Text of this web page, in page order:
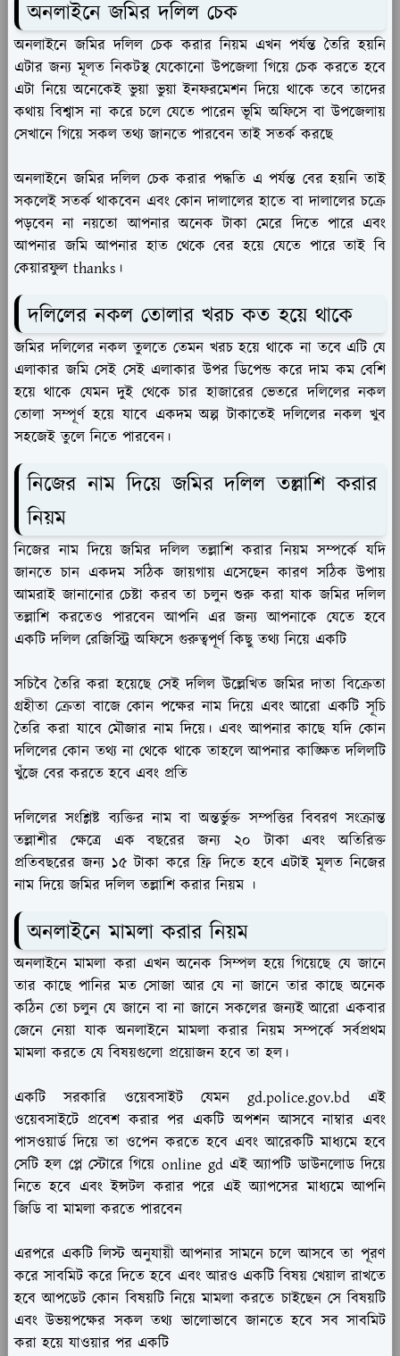
অনলাইনে জমির দলিল চেক
অনলাইনে জমির দলিল চেক করার নিয়ম এখন পর্যন্ত তৈরি হয়নি
এটার জন্য মূলত নিকটস্থ যেকোনো উপজেলা গিয়ে চেক করতে হবে
এটা নিয়ে অনেকেই ভুয়া ভুয়া ইনফরমেশন দিয়ে থাকে তবে তাদের
কথায় বিশ্বাস না করে চলে যেতে পারেন ভূমি অফিসে বা উপজেলায়
সেখানে গিয়ে সকল তথ্য জানতে পারবেন তাই সতর্ক করছে
অনলাইনে জমির দলিল চেক করার পদ্ধতি এ পর্যন্ত বের হয়নি তাই
সকলেই সতর্ক থাকবেন এবং কোন দালালের হাতে বা দালালের চক্রে
পড়বেন না নয়তো আপনার অনেক টাকা মেরে দিতে পারে এবং
আপনার জমি আপনার হাত থেকে বের হয়ে যেতে পারে তাই বি
কেয়ারফুল thanks।
দলিলের নকল তোলার খরচ কত হয়ে থাকে
জমির দলিলের নকল তুলতে তেমন খরচ হয়ে থাকে না তবে এটি যে
এলাকার জমি সেই সেই এলাকার উপর ডিপেন্ড করে দাম কম বেশি
হয়ে থাকে যেমন দুই থেকে চার হাজারের ভেতরে দলিলের নকল
তোলা সম্পূর্ণ হয়ে যাবে একদম অল্প টাকাতেই দলিলের নকল খুব
সহজেই তুলে নিতে পারবেন।
নিজের নাম দিয়ে জমির দলিল তল্লাশি করার
নিয়ম
নিজের নাম দিয়ে জমির দলিল তল্লাশি করার নিয়ম সম্পর্কে যদি
জানতে চান একদম সঠিক জায়গায় এসেছেন কারণ সঠিক উপায়
আমরাই জানানোর চেষ্টা করব তা চলুন শুরু করা যাক জমির দলিল
তল্লাশি করতেও পারবেন আপনি এর জন্য আপনাকে যেতে হবে
একটি দলিল রেজিস্ট্রি অফিসে গুরুত্বপূর্ণ কিছু তথ্য নিয়ে একটি
সচিবৈ তৈরি করা হয়েছে সেই দলিল উল্লেখিত জমির দাতা বিক্রেতা
গ্রহীতা ক্রেতা বাজে কোন পক্ষের নাম দিয়ে এবং আরো একটি সূচি
তৈরি করা যাবে মৌজার নাম দিয়ে। এবং আপনার কাছে যদি কোন
দলিলের কোন তথ্য না থেকে থাকে তাহলে আপনার কাঙ্ক্ষিত দলিলটি
খুঁজে বের করতে হবে এবং প্রতি
দলিলের সংশ্লিষ্ট ব্যক্তির নাম বা অন্তর্ভুক্ত সম্পত্তির বিবরণ সংক্রান্ত
তল্লাশীর ক্ষেত্রে এক বছরের জন্য ২০ টাকা এবং অতিরিক্ত
প্রতিবছরের জন্য ১৫ টাকা করে ফ্রি দিতে হবে এটাই মূলত নিজের
নাম দিয়ে জমির দলিল তল্লাশি করার নিয়ম ।
অনলাইনে মামলা করার নিয়ম
অনলাইনে মামলা করা এখন অনেক সিম্পল হয়ে গিয়েছে যে জানে
তার কাছে পানির মত সোজা আর যে না জানে তার কাছে অনেক
কঠিন তো চলুন যে জানে বা না জানে সকলের জন্যই আরো একবার
জেনে নেয়া যাক অনলাইনে মামলা করার নিয়ম সম্পর্কে সর্বপ্রথম
মামলা করতে যে বিষয়গুলো প্রয়োজন হবে তা হল।
একটি সরকারি ওয়েবসাইট যেমন gd.police.gov.bd এই
ওয়েবসাইটে প্রবেশ করার পর একটি অপশন আসবে নাম্বার এবং
পাসওয়ার্ড দিয়ে তা ওপেন করতে হবে এবং আরেকটি মাধ্যমে হবে
সেটি হল প্লে স্টোরে গিয়ে online gd এই অ্যাপটি ডাউনলোড দিয়ে
নিতে হবে এবং ইন্সটল করার পরে এই অ্যাপসের মাধ্যমে আপনি
জিডি বা মামলা করতে পারবেন
এরপরে একটি লিস্ট অনুযায়ী আপনার সামনে চলে আসবে তা পূরণ
করে সাবমিট করে দিতে হবে এবং আরও একটি বিষয় খেয়াল রাখতে
হবে আপডেট কোন বিষয়টি নিয়ে মামলা করতে চাইছেন সে বিষয়টি
এবং উভয়পক্ষের সকল তথ্য ভালোভাবে জানতে হবে সব সাবমিট
করা হয়ে যাওয়ার পর একটি